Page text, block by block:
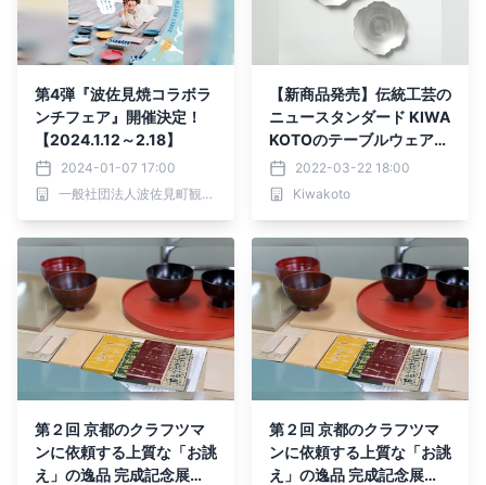
第4弾『波佐見焼コラボラ
ンチフェア』開催決定！
【2024.1.12～2.18】
2024-01-07 17:00
一般社団法人波佐見町観光協会
【新商品発売】伝統工芸の
ニュースタンダード KIWA
KOTOのテーブルウェア
【光】2022-03-22 18:00
Kiwakoto
第２回 京都のクラフツマ
ンに依頼する上質な「お誂
え」の逸品 完成記念展
第２回 京都のクラフツマ
ンに依頼する上質な「お誂
え」の逸品 完成記念展